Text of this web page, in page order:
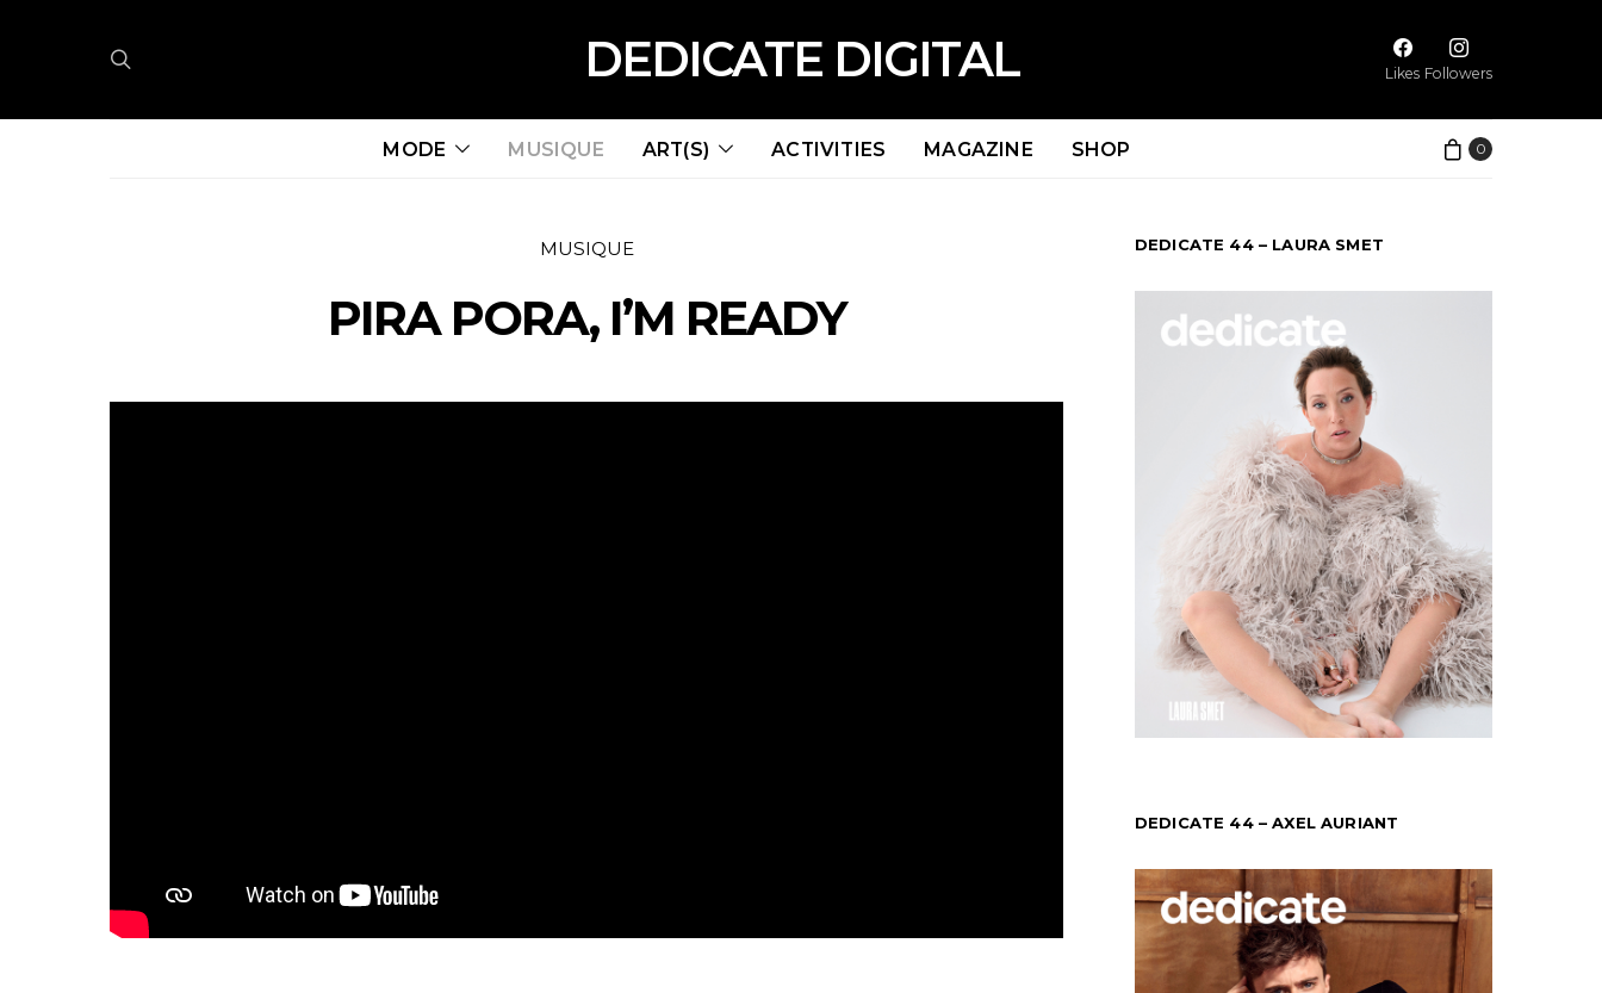
DEDICATE DIGITAL Likes Followers
MODE MUSIQUE ART(S) ACTIVITIES MAGAZINE SHOP 0
MUSIQUE
PIRA PORA, I’M READY
DEDICATE 44 – LAURA SMET
DEDICATE 44 – AXEL AURIANT